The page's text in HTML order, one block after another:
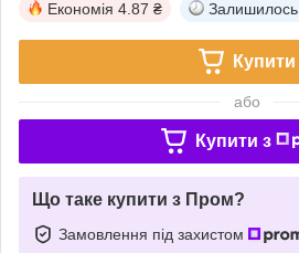
Економія 4.87 ₴ Залишилось
Купити
або
Купити з
Що таке купити з Пром?
Замовлення під захистом